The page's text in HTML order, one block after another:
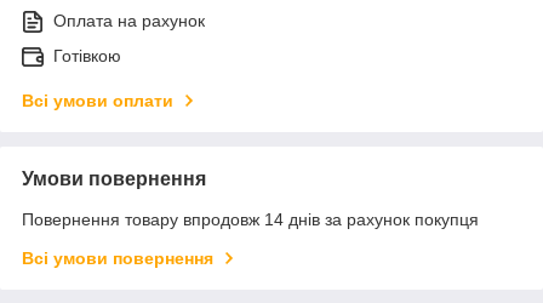
Оплата на рахунок
Готівкою
Всі умови оплати
Умови повернення
Повернення товару впродовж 14 днів за рахунок покупця
Всі умови повернення